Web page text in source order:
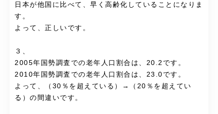
日本が他国に比べて、早く高齢化していることになりま
す。
よって、正しいです。
３、
2005年国勢調査での老年人口割合は、20.2です。
2010年国勢調査での老年人口割合は、23.0です。
よって、（30％を超えている）→（20％を超えてい
る）の間違いです。